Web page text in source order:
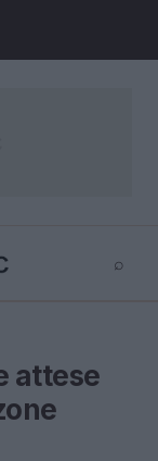
⌕
attese